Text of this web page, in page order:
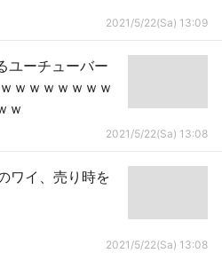
2021/5/22(Sa) 13:09
ユーチューバー
ｗｗｗｗｗｗｗ
ｗ
2021/5/22(Sa) 13:08
ワイ、売り時を
2021/5/22(Sa) 13:08